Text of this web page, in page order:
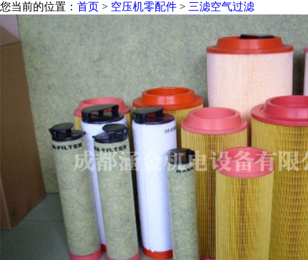
您当前的位置： 首页 > 空压机零配件 > 三滤空气过滤